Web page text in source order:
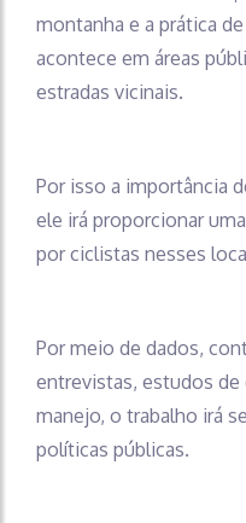
montanha e a prática
acontece em áreas
estradas vicinais.
Por isso a importância
ele irá proporcionar
por ciclistas nesses
Por meio de dados,
entrevistas, estudos de
manejo, o trabalho irá
políticas públicas.